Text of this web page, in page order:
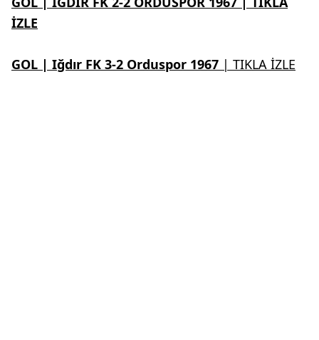
İZLE
GOL | Iğdır FK 3-2 Orduspor 1967 | TIKLA İZLE